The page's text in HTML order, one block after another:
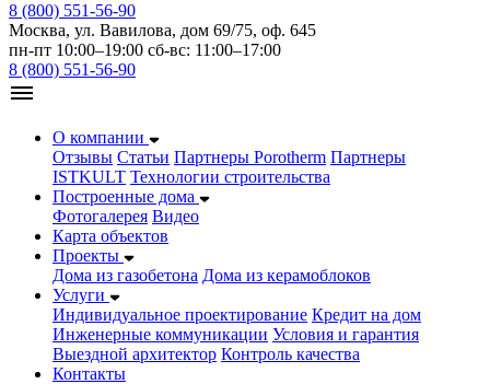
8 (800) 551-56-90
Москва, ул. Вавилова, дом 69/75, оф. 645
пн-пт 10:00–19:00 сб-вс: 11:00–17:00
8 (800) 551-56-90
О компании
Отзывы Статьи Партнеры Porotherm Партнеры
ISTKULT Технологии строительства
Построенные дома
Фотогалерея Видео
Карта объектов
Проекты
Дома из газобетонa Дома из керамоблоков
Услуги
Индивидуальное проектирование Кредит на дом
Инженерные коммуникации Условия и гарантия
Выездной архитектор Контроль качества
Контакты